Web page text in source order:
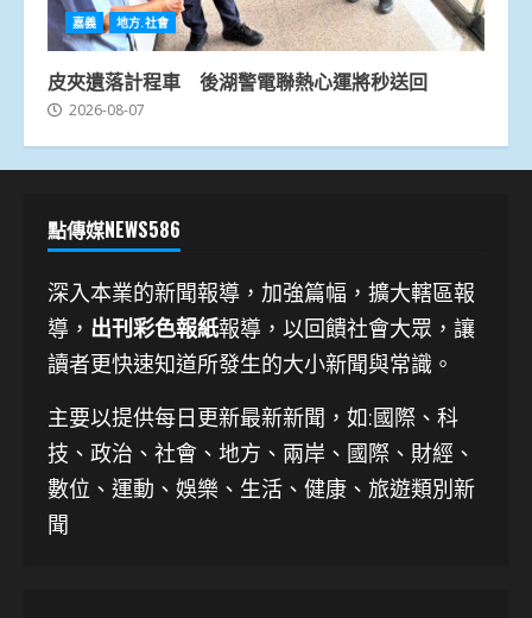
嘉義 地方.社會
皮夾遺落計程車 後湖警電聯熱心運將秒送回
2026-08-07
點傳媒NEWS586
深入本業的新聞報導，加強篇幅，擴大轄區報
導， 出刊彩色報紙報導，以回饋社會大眾，讓
讀者更快速知道所發生的大小新聞與常識。
主要以提供每日更新最新新聞 ，如:國際、科
技、 政治、社會、地方、兩岸、國際、財經、
數位、運動、娛樂、生活、健康、旅遊類別新
聞